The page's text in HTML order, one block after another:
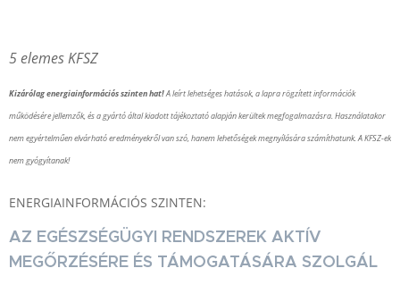
5 elemes KFSZ
Kizárólag energiainformációs szinten hat!A leírt lehetséges hatások, a lapra rögzített információk
működésére jellemzők, és a gyártó által kiadott tájékoztató alapján kerültek megfogalmazásra. Használatakor
nem egyértelműen elvárható eredményekről van szó, hanem lehetőségek megnyílására számíthatunk. A KFSZ-ek
nem gyógyítanak!
ENERGIAINFORMÁCIÓS SZINTEN:
AZ EGÉSZSÉGÜGYI RENDSZEREK AKTÍV
MEGŐRZÉSÉRE ÉS TÁMOGATÁSÁRA SZOLGÁL